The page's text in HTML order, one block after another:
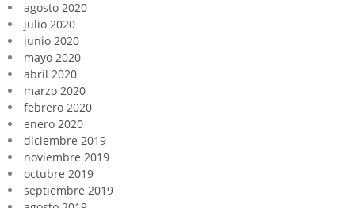
agosto 2020
julio 2020
junio 2020
mayo 2020
abril 2020
marzo 2020
febrero 2020
enero 2020
diciembre 2019
noviembre 2019
octubre 2019
septiembre 2019